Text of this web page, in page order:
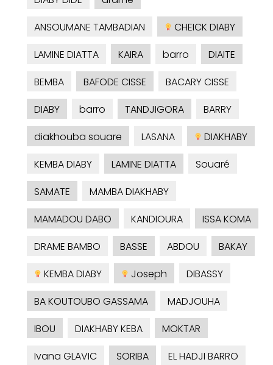
ANSOUMANE TAMBADIAN
CHEICK DIABY
LAMINE DIATTA
KAIRA barro
DIAITE
BEMBA
BAFODE CISSE
BACARY CISSE
DIABY
barro TANDJIGORA
BARRY
diakhouba souare
LASANA
DIAKHABY
KEMBA DIABY
LAMINE DIATTA
Souaré
SAMATE
MAMBA DIAKHABY
MAMADOU DABO
KANDIOURA
ISSA KOMA
DRAME BAMBO
BASSE ABDOU
BAKAY
KEMBA DIABY
Joseph
DIBASSY
BA KOUTOUBO GASSAMA
MADJOUHA
IBOU
DIAKHABY KEBA
MOKTAR
Ivana GLAVIC
SORIBA
EL HADJI BARRO